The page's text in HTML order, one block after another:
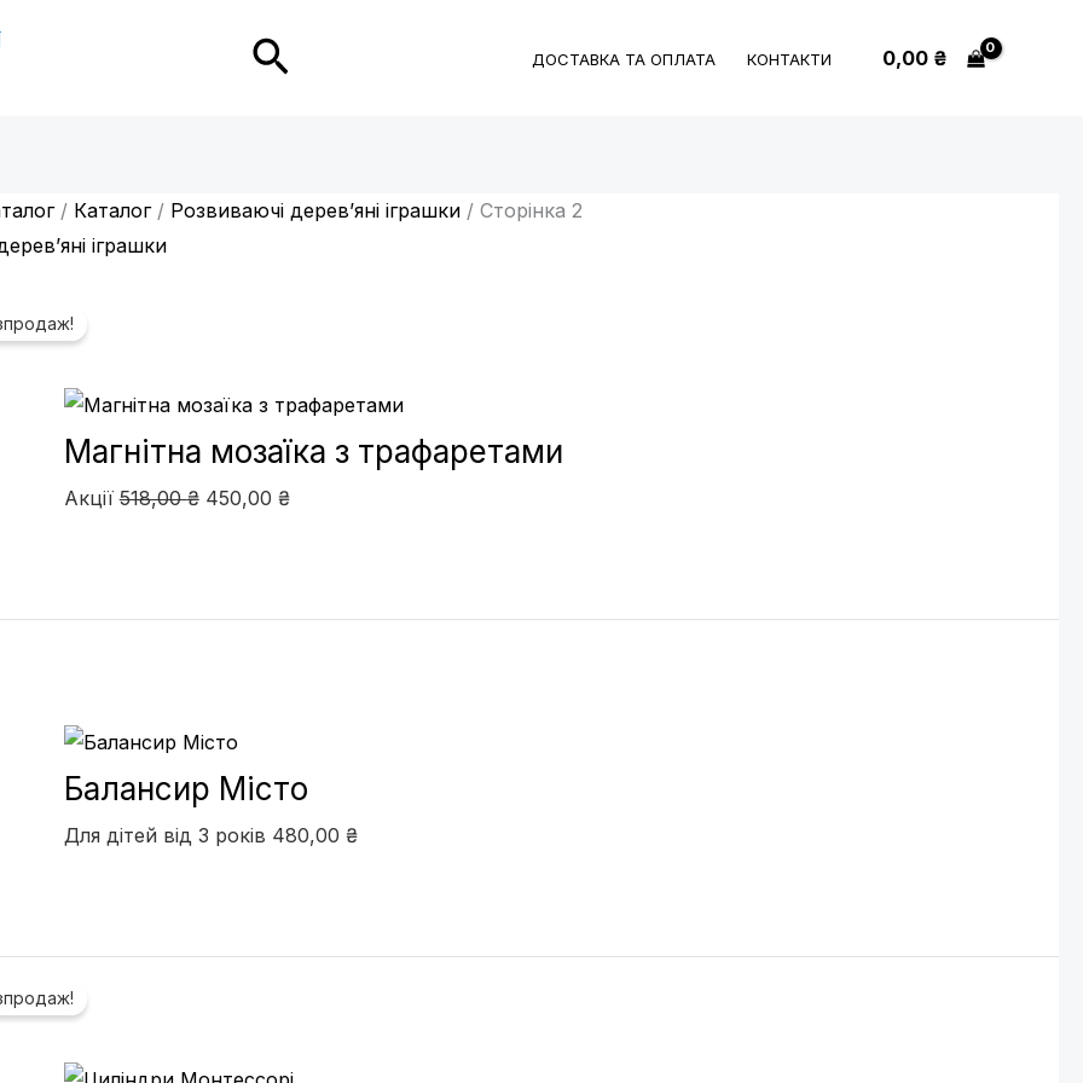
Пошук ДОСТАВКА ТА ОПЛАТА КОНТАКТИ 0,00 ₴
/ Каталог/ Розвиваючі дерев’яні іграшки / Сторінка 2
іграшки
із 94
Магнітна мозаїка з трафаретами
Акції518,00₴ 450,00 ₴
Балансир Місто
Для дітей від 3 років 480,00 ₴